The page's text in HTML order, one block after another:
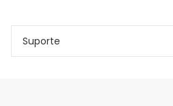
Suporte